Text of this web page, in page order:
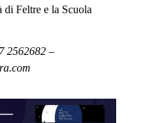
di Feltre e la Scuola
2562682 –